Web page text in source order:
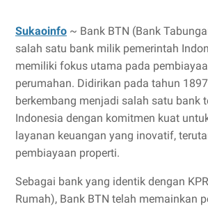
Sukaoinfo ~ Bank BTN (Bank
salah satu bank milik pemerintah
memiliki fokus utama pada
perumahan. Didirikan pada tahun
berkembang menjadi salah satu bank
Indonesia dengan komitmen kuat
layanan keuangan yang inovatif,
pembiayaan properti.
Sebagai bank yang identik dengan
Rumah), Bank BTN telah memainkan